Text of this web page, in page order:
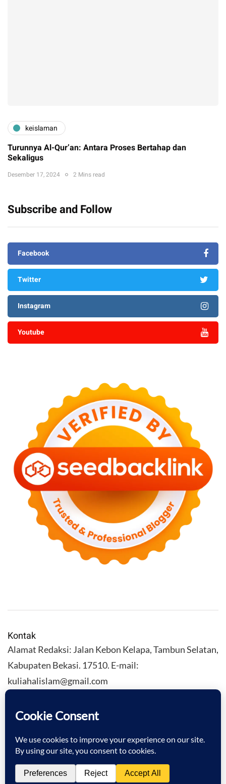
keislaman
Turunnya Al-Qur’an: Antara Proses Bertahap dan
Sekaligus
Desember 17, 2024 2 Mins read
Subscribe and Follow
Facebook
Twitter
Instagram
Youtube
Kontak
Alamat Redaksi: Jalan Kebon Kelapa, Tambun Selatan,
Kabupaten Bekasi. 17510. E-mail:
kuliahalislam@gmail.com
KULIAHALISLAM.COM Copyright (C) 2026